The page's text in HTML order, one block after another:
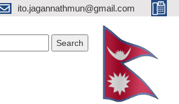
ito.jagannathmun@gmail.com